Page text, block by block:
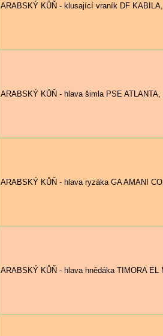
ARABSKÝ KŮŇ - klusající vraník DF KABILA,
ARABSKÝ KŮŇ - hlava šimla PSE ATLANTA,
ARABSKÝ KŮŇ - hlava ryzáka GA AMANI
ARABSKÝ KŮŇ - hlava hnědáka TIMORA